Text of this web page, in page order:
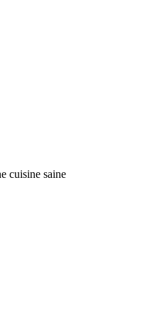
cuisine saine